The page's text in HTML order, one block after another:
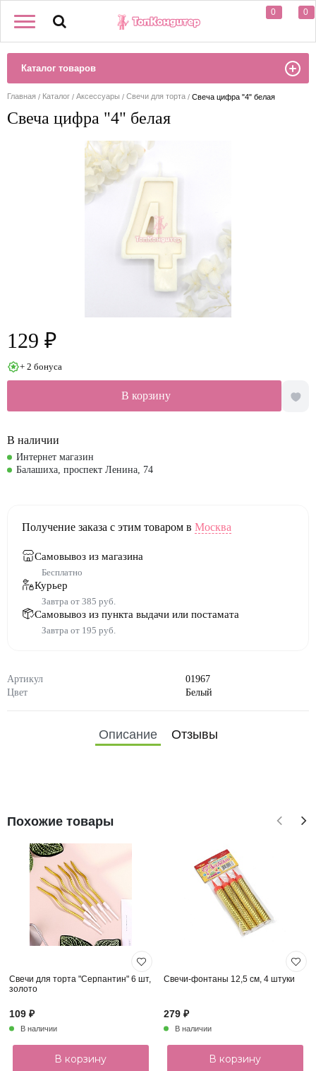
0 0
Каталог товаров
Главная Каталог Аксессуары Свечи для торта Свеча цифра "4" белая
Свеча цифра "4" белая
Артикул
01967
Цвет
Белый
129 ₽
+ 2 бонуса
В корзину
В наличии
Интернет магазин
Балашиха, проспект Ленина, 74
Получение заказа с этим товаром в Москва
Самовывоз из магазина
Бесплатно
Курьер
Завтра от 385 руб.
Самовывоз из пункта выдачи или постамата
Завтра от 195 руб.
Описание Отзывы
Похожие товары
Свечи для торта "Серпантин" 6 шт,
золото
109 ₽
В наличии
В корзину
Свечи-фонтаны 12,5 см, 4 штуки
279 ₽
В наличии
В корзину